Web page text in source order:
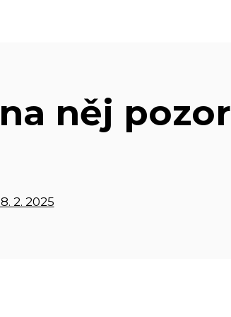
něj pozor
2. 2025